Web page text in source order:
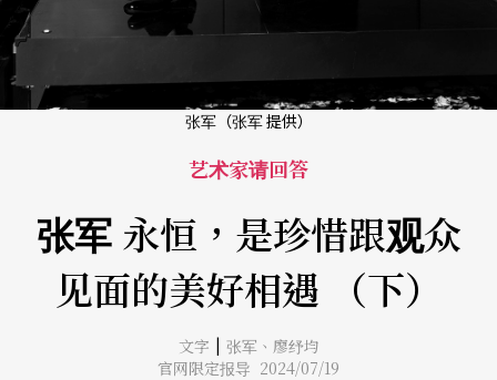
张军（张军 提供）
艺术家请回答
张军 永恒，是珍惜跟观众
见面的美好相遇 （下）
文字 | 张军、 廖纾均
官网限定报导 2024/07/19